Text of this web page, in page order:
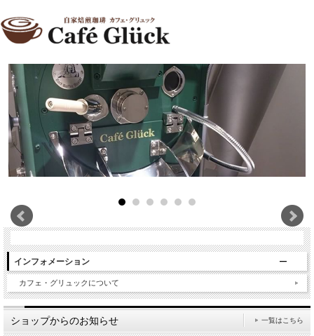
インフォメーション
カフェ・グリュックについて
ショップからのお知らせ 一覧はこちら